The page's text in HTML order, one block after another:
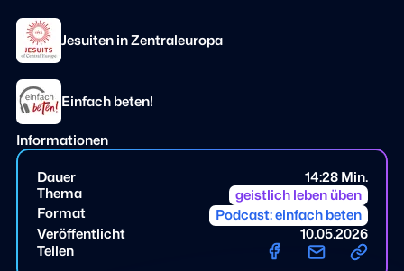
Jesuiten in Zentraleuropa
Einfach beten!
Informationen
Dauer
14:28 Min.
Thema
geistlich leben üben
Format
Podcast: einfach beten
Veröffentlicht
10.05.2026
Teilen